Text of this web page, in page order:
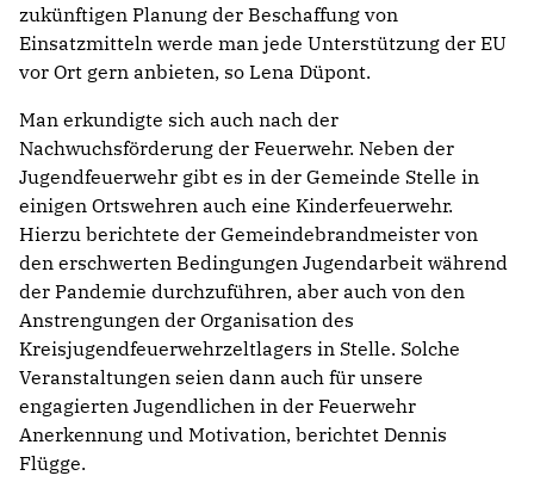
zukünftigen Planung der Beschaffung von
Einsatzmitteln werde man jede Unterstützung der EU
vor Ort gern anbieten, so Lena Düpont.
Man erkundigte sich auch nach der
Nachwuchsförderung der Feuerwehr. Neben der
Jugendfeuerwehr gibt es in der Gemeinde Stelle in
einigen Ortswehren auch eine Kinderfeuerwehr.
Hierzu berichtete der Gemeindebrandmeister von
den erschwerten Bedingungen Jugendarbeit während
der Pandemie durchzuführen, aber auch von den
Anstrengungen der Organisation des
Kreisjugendfeuerwehrzeltlagers in Stelle. Solche
Veranstaltungen seien dann auch für unsere
engagierten Jugendlichen in der Feuerwehr
Anerkennung und Motivation, berichtet Dennis
Flügge.